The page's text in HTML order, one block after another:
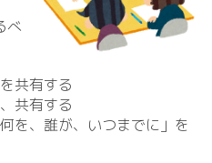
べ
共有する
共有する
を、誰が、いつまでに」を